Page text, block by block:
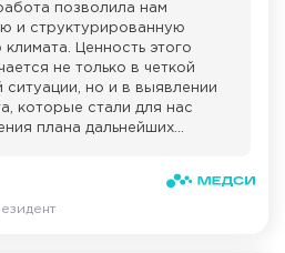
позволила нам
и структурированную
Ценность этого
не только в четкой
ситуации, но и в выявлении
которые стали для нас
плана дальнейших
процесс опроса,
помог нам наладить